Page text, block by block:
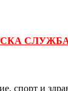
СЛУЖБА
спорт и